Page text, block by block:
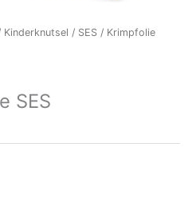
Kinderknutsel / SES / Krimpfolie
SES